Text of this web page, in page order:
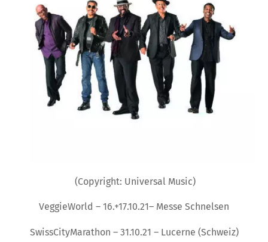
(Copyright: Universal Music)
VeggieWorld – 16.+17.10.21– Messe Schnelsen
SwissCityMarathon – 31.10.21 – Lucerne (Schweiz)